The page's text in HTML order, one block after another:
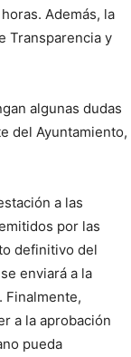
Además, la
Transparencia y
algunas dudas
del Ayuntamiento,
a las
por las
definitivo del
enviará a la
Finalmente,
a la aprobación
pueda